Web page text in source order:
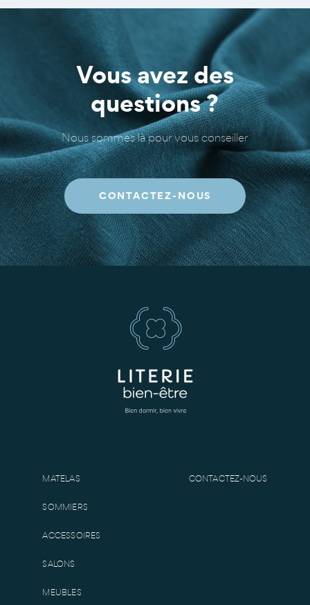
Vous avez des
questions ?
Nous sommes là pour vous conseiller
CONTACTEZ-NOUS
MATELAS
SOMMIERS
ACCESSOIRES
SALONS
MEUBLES
CONTACTEZ-NOUS